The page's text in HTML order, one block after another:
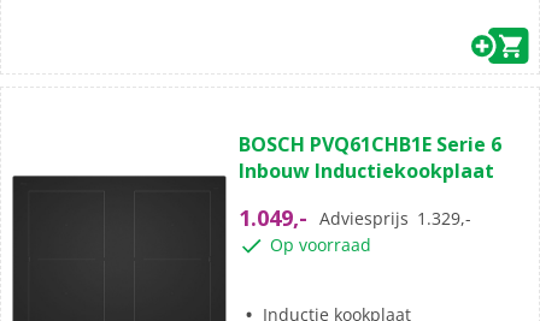
van
de
sterren.
3
BOSCH PVQ61CHB1E Serie 6
Inbouw Inductiekookplaat
1.049,- Adviesprijs 1.329,-
Op voorraad
Inductie kookplaat